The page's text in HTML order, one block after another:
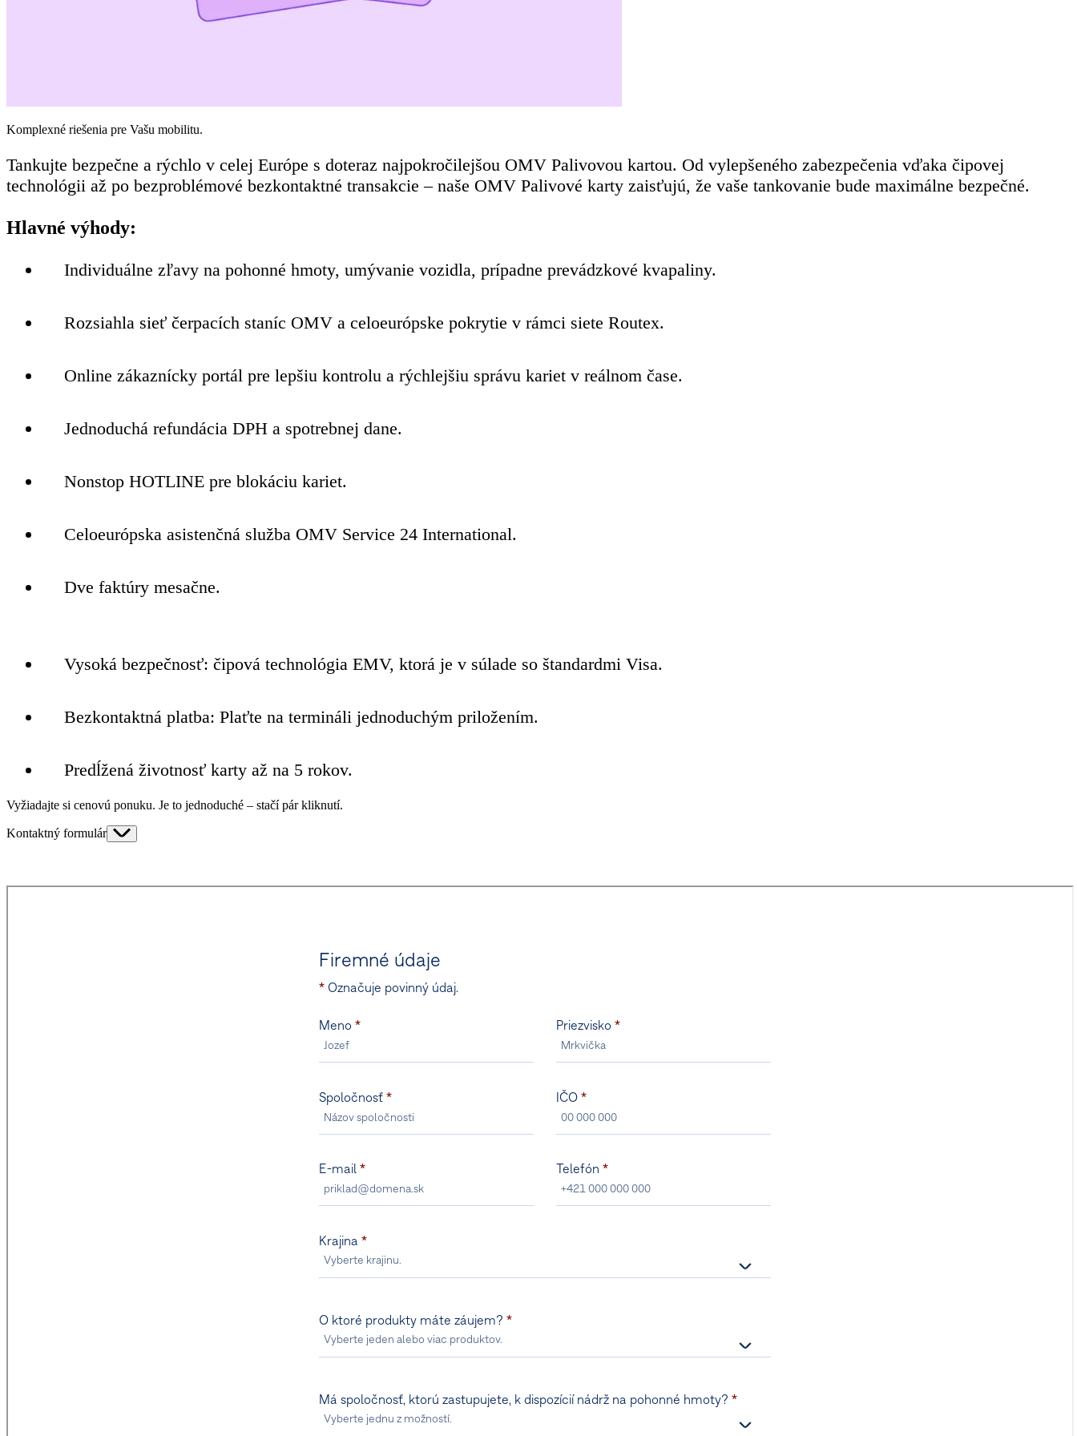
Komplexné riešenia pre Vašu mobilitu.
Tankujte bezpečne a rýchlo v celej Európe s doteraz najpokročilejšou OMV Palivovou kartou. Od vylepšeného zabezpečenia vďaka čipovej
technológii až po bezproblémové bezkontaktné transakcie – naše OMV Palivové karty zaisťujú, že vaše tankovanie bude maximálne bezpečné.
Hlavné výhody:
Individuálne zľavy na pohonné hmoty, umývanie vozidla, prípadne prevádzkové kvapaliny.
Rozsiahla sieť čerpacích staníc OMV a celoeurópske pokrytie v rámci siete Routex.
Online zákaznícky portál pre lepšiu kontrolu a rýchlejšiu správu kariet v reálnom čase.
Jednoduchá refundácia DPH a spotrebnej dane.
Nonstop HOTLINE pre blokáciu kariet.
Celoeurópska asistenčná služba OMV Service 24 International.
Dve faktúry mesačne.
Vysoká bezpečnosť: čipová technológia EMV, ktorá je v súlade so štandardmi Visa.
Bezkontaktná platba: Plaťte na termináli jednoduchým priložením.
Predĺžená životnosť karty až na 5 rokov.
Vyžiadajte si cenovú ponuku. Je to jednoduché – stačí pár kliknutí.
Kontaktný formulár